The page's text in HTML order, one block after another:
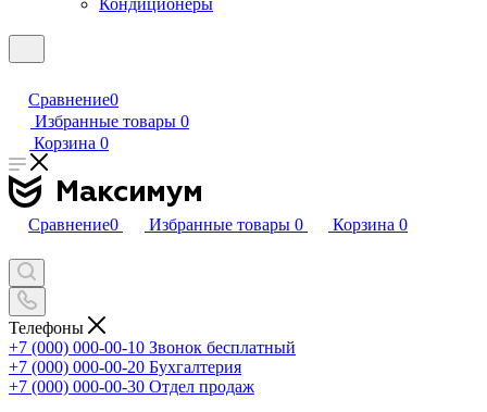
Кондиционеры
Сравнение0
Избранные товары 0
Корзина 0
Сравнение0 Избранные товары 0 Корзина 0
Телефоны
+7 (000) 000-00-10 Звонок бесплатный
+7 (000) 000-00-20 Бухгалтерия
+7 (000) 000-00-30 Отдел продаж